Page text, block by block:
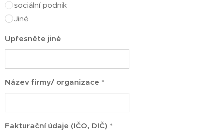
sociální podnik
Jiné
Upřesněte jiné
Název firmy/ organizace *
Fakturační údaje (IČO, DIČ) *